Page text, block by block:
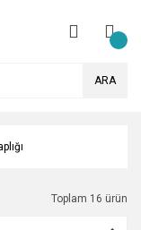
ARA
Toplam 16 ürün